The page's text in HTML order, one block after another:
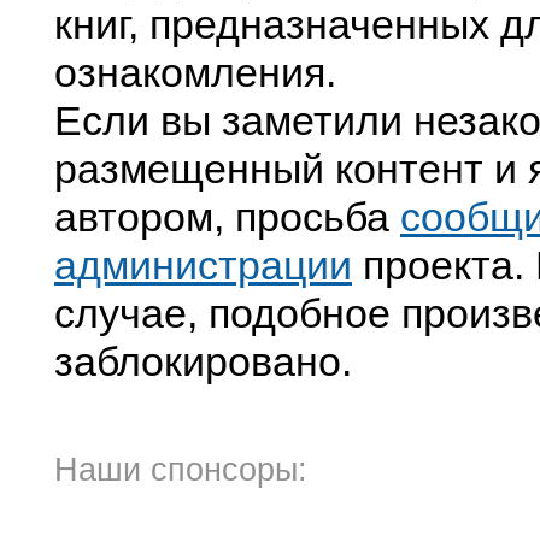
книг, предназначенных
ознакомления.
Если вы заметили
размещенный контент и
автором, просьба
администрации
случае, подобное
заблокировано.
Наши спонсоры: